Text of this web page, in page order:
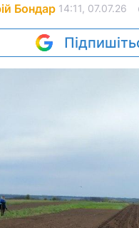
Бондар 14:11, 07.07.26